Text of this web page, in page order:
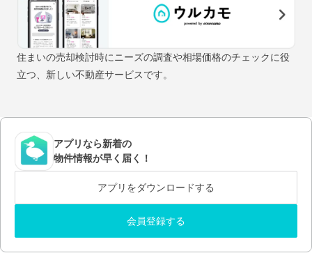
住まいの売却検討時にニーズの調査や相場価格のチェックに役
立つ、新しい不動産サービスです。
アプリなら新着の
物件情報が早く届く！
アプリをダウンロードする
会員登録する